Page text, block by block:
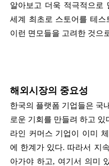
알아보고 더욱 적극적으로
세계 최초로 스토어를 테
이런 면모들을 고려한 것으
해외시장의 중요성
한국의 플랫폼 기업들은 국
로운 기회를 만들려 하고 있
라인 커머스 기업이 이미
에 한계가 있다. 따라서 지
아가야 하고, 여기서 의미